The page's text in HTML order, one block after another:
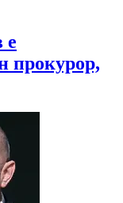
е
прокурор,